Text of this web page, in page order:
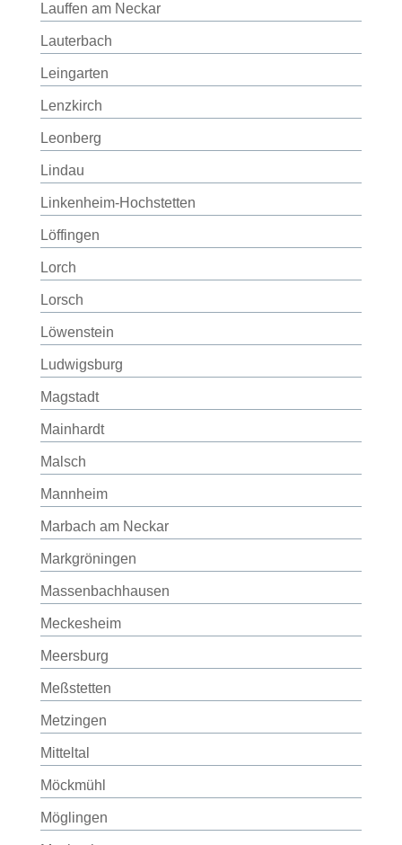
Lauffen am Neckar
Lauterbach
Leingarten
Lenzkirch
Leonberg
Lindau
Linkenheim-Hochstetten
Löffingen
Lorch
Lorsch
Löwenstein
Ludwigsburg
Magstadt
Mainhardt
Malsch
Mannheim
Marbach am Neckar
Markgröningen
Massenbachhausen
Meckesheim
Meersburg
Meßstetten
Metzingen
Mitteltal
Möckmühl
Möglingen